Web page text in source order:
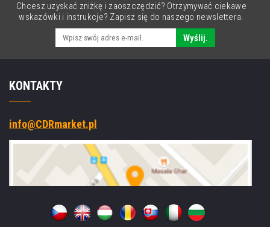
Chcesz uzyskać zniżkę i zaoszczędzić? Otrzymywać ciekawe
wskazówki i instrukcje? Zapisz się do naszego newslettera.
Wyślij.
KONTAKTY
info@CDRmarket.pl